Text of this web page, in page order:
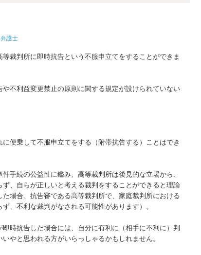
護士
裁判所に即時抗告という不服申立てをすることができま
不利益変更禁止の原則に関する規定が設けられていない
便乗して不服申立てをする（附帯抗告する）ことはでき
手続の公益性に鑑み、高等裁判所は後見的な立場から、
、自らが正しいと考える裁判をすることができると理論
場合、抗告審である高等裁判所で、家庭裁判所における
、不利な裁判がなされる可能性があります）。
時抗告した場合には、自分に有利に（相手に不利に）判
やと思われる方がいらっしゃるかもしれません。